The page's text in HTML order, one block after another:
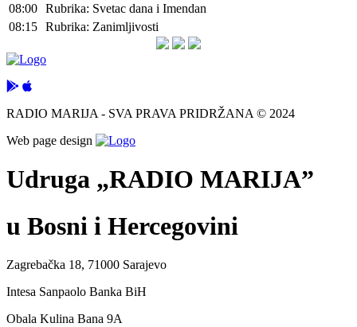
08:00 Rubrika: Svetac dana i Imendan
08:15 Rubrika: Zanimljivosti
RADIO MARIJA - SVA PRAVA PRIDRŽANA © 2024
Web page design
Udruga „RADIO MARIJA”
u Bosni i Hercegovini
Zagrebačka 18, 71000 Sarajevo
Intesa Sanpaolo Banka BiH
Obala Kulina Bana 9A